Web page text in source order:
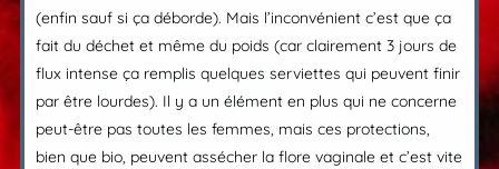
(enfin sauf si ça déborde). Mais l’inconvénient c’est que ça
fait du déchet et même du poids (car clairement 3 jours de
flux intense ça remplis quelques serviettes qui peuvent finir
par être lourdes). Il y a un élément en plus qui ne concerne
peut-être pas toutes les femmes, mais ces protections,
bien que bio, peuvent assécher la flore vaginale et c’est vite